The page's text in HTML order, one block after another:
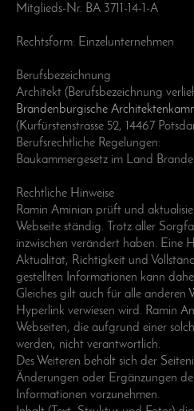
Mitglieds-Nr. BA 3711-14-1-A
Rechtsform: Einzelunternehmen
Berufsbezeichnung
Architekt (Berufsbezeichnung
Brandenburgische
(Kurfürstenstrasse 52, 14467
Berufsrechtliche Regelungen:
Baukammergesetz im Land
Rechtliche Hinweise
Ramin Aminian prüft und
Webseite ständig. Trotz aller
inzwischen verändert haben. Eine
Aktualität, Richtigkeit und
gestellten Informationen kann
Gleiches gilt auch für alle anderen
Hyperlink verwiesen wird. Ramin
Webseiten, die aufgrund einer
werden, nicht verantwortlich.
Des Weiteren behält sich der
Änderungen oder Ergänzungen
Informationen vorzunehmen.